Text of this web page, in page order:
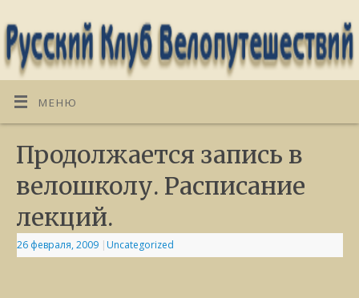
МЕНЮ
Продолжается запись в
велошколу. Расписание
лекций.
26 февраля, 2009 | Uncategorized